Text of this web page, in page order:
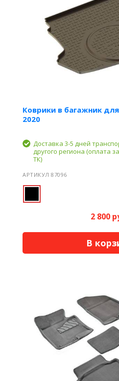
Коврики в багажник
2020
Доставка 3-5 дней
другого региона (оплата
ТК)
АРТИКУЛ 87096
2 800
В